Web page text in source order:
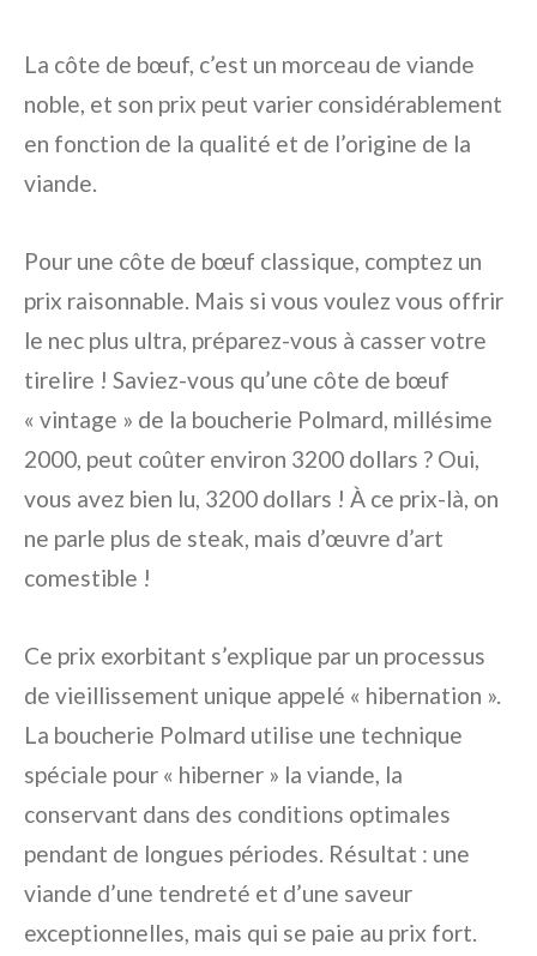
La côte de bœuf, c’est un morceau de viande
noble, et son prix peut varier considérablement
en fonction de la qualité et de l’origine de la
viande.
Pour une côte de bœuf classique, comptez un
prix raisonnable. Mais si vous voulez vous offrir
le nec plus ultra, préparez-vous à casser votre
tirelire ! Saviez-vous qu’une côte de bœuf
« vintage » de la boucherie Polmard, millésime
2000, peut coûter environ 3200 dollars ? Oui,
vous avez bien lu, 3200 dollars ! À ce prix-là, on
ne parle plus de steak, mais d’œuvre d’art
comestible !
Ce prix exorbitant s’explique par un processus
de vieillissement unique appelé « hibernation ».
La boucherie Polmard utilise une technique
spéciale pour « hiberner » la viande, la
conservant dans des conditions optimales
pendant de longues périodes. Résultat : une
viande d’une tendreté et d’une saveur
exceptionnelles, mais qui se paie au prix fort.